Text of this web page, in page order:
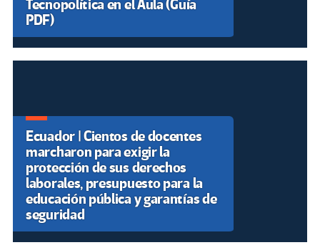
Tecnopolítica en el Aula (Guía
PDF)
Ecuador | Cientos de docentes
marcharon para exigir la
protección de sus derechos
laborales, presupuesto para la
educación pública y garantías de
seguridad